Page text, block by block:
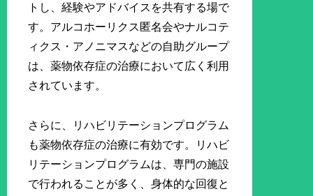
トし、経験やアドバイスを共有する場で
す。アルコホーリクス匿名会やナルコテ
ィクス・アノニマスなどの自助グループ
は、薬物依存症の治療において広く利用
されています。
さらに、リハビリテーションプログラム
も薬物依存症の治療に有効です。リハビ
リテーションプログラムは、専門の施設
で行われることが多く、身体的な回復と